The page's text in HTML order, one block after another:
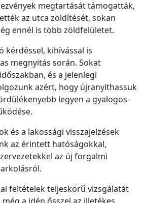
megtartását támogatták,
az utca zöldítését, sokan
ennél is több zöldfelületet.
kérdéssel, kihívással is
megnyitás során. Sokat
és a jelenlegi
azért, hogy újranyithassuk
legyen a gyalogos-
és a lakossági visszajelzések
az érintett hatóságokkal,
az új forgalmi
feltételek teljeskörű vizsgálatát